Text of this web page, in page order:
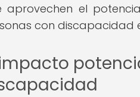
aprovechen el
con discapacidad